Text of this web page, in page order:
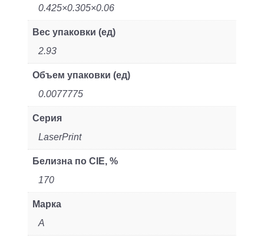
0.425×0.305×0.06
Вес упаковки (ед)
2.93
Объем упаковки (ед)
0.0077775
Серия
LaserPrint
Белизна по CIE, %
170
Марка
A